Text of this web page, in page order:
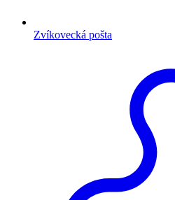
Zvíkovecká pošta